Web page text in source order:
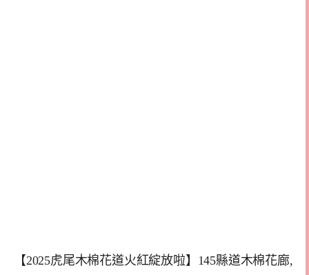
【2025虎尾木棉花道火紅綻放啦】145縣道木棉花廊,